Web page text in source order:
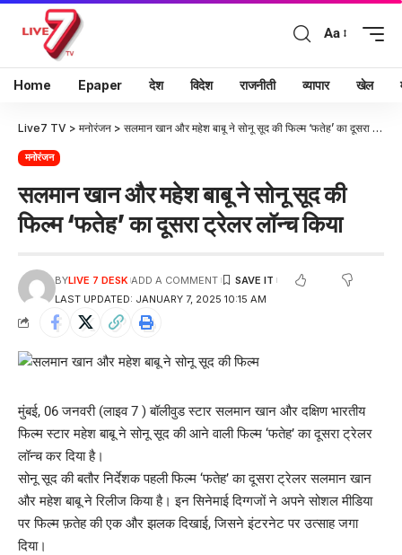
Aa
Home Epaper देश विदेश राजनीती व्यापार खेल
Live7 TV > मनोरंजन > सलमान खान और महेश बाबू ने सोनू सूद की फिल्म ‘फतेह’ का दूसरा ट्रेलर लॉन्च किया
मनोरंजन
सलमान खान और महेश बाबू ने सोनू सूद की
फिल्म ‘फतेह’ का दूसरा ट्रेलर लॉन्च किया
LAST UPDATED: JANUARY 7, 2025 10:15 AM
BYLIVE 7 DESK ADD A COMMENT
मुंबई, 06 जनवरी (लाइव 7 ) बॉलीवुड स्टार सलमान खान और दक्षिण भारतीय
फिल्म स्टार महेश बाबू ने सोनू सूद की आने वाली फिल्म ‘फतेह’ का दूसरा ट्रेलर
लॉन्च कर दिया है।
सोनू सूद की बतौर निर्देशक पहली फिल्म ‘फतेह’ का दूसरा ट्रेलर सलमान खान
और महेश बाबू ने रिलीज किया है। इन सिनेमाई दिग्गजों ने अपने सोशल मीडिया
पर फिल्म फ़तेह की एक और झलक दिखाई, जिसने इंटरनेट पर उत्साह जगा
दिया।